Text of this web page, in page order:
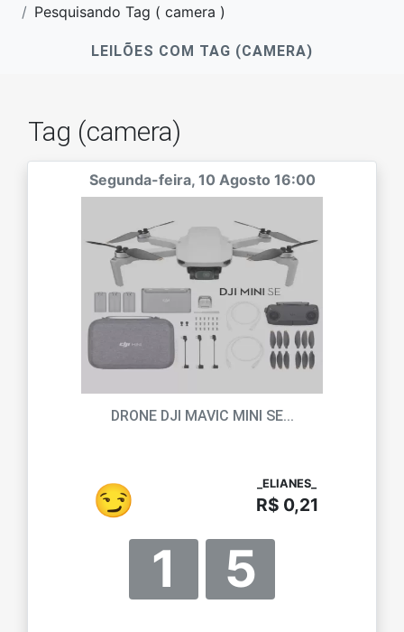
Pesquisando Tag ( camera )
LEILÕES COM TAG (CAMERA)
Tag (camera)
Segunda-feira, 10 Agosto 16:00
DRONE DJI MAVIC MINI SE...
😏 _ELIANES_
R$ 0,21
1 5